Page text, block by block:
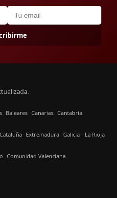
Baleares Canarias Cantabria
Cataluña Extremadura Galicia La Rioja
Comunidad Valenciana